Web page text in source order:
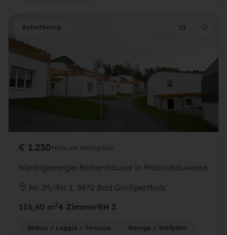
Sofortbezug
€ 1.230Miete mit Kaufoption
Niedrigenergie-Reihenhäuser in Massivbauweise
Nr. 29/RH 2, 3972 Bad Großpertholz
116,60 m24 ZimmerRH 2
Balkon / Loggia / Terrasse Garage / Stellplatz